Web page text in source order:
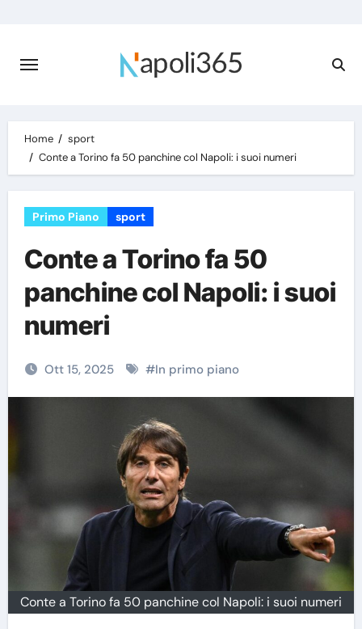
content
Home
sport
Conte a Torino fa 50 panchine col Napoli: i suoi numeri
Primo Piano sport
Conte a Torino fa 50
panchine col Napoli: i suoi
numeri
Ott 15, 2025 #In primo piano
Conte a Torino fa 50 panchine col Napoli: i suoi numeri